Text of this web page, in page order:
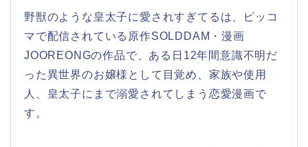
野獣のような皇太子に愛されすぎてるは、ピッコ
マで配信されている原作SOLDDAM・漫画
JOOREONGの作品で、ある日12年間意識不明だ
った異世界のお嬢様として目覚め、家族や使用
人、皇太子にまで溺愛されてしまう恋愛漫画で
す。